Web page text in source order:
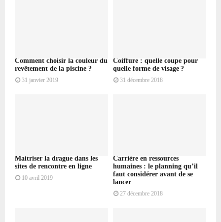
Comment choisir la couleur du
revêtement de la piscine ?
31 janvier 2019
Coiffure : quelle coupe pour
quelle forme de visage ?
31 décembre 2018
Maitriser la drague dans les
sites de rencontre en ligne
10 avril 2019
Carrière en ressources
humaines : le planning qu’il
faut considérer avant de se
lancer
27 décembre 2018